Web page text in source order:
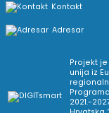
Kontakt
Adresar
Projekt
unija iz
2021.-